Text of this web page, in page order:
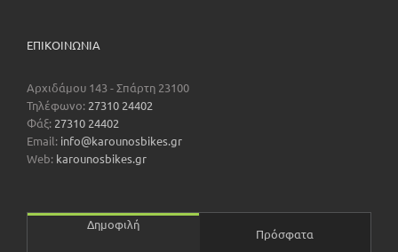
ΕΠΙΚΟΙΝΩΝΊΑ
Αρχιδάμου 143 - Σπάρτη 23100
Τηλέφωνο: 27310 24402
Φάξ: 27310 24402
Email: info@karounosbikes.gr
Web: karounosbikes.gr
Δημοφιλή
Πρόσφατα